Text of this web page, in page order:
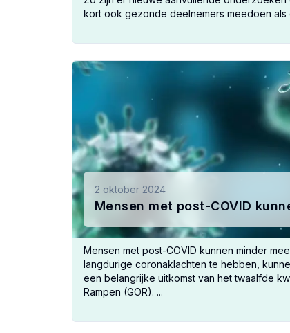
kort ook gezonde deelnemers meedoen als
2 oktober 2024
Mensen met post-COVID
Mensen met post-COVID kunnen minder
langdurige coronaklachten te hebben,
een belangrijke uitkomst van het twaalfde
Rampen (GOR). ...